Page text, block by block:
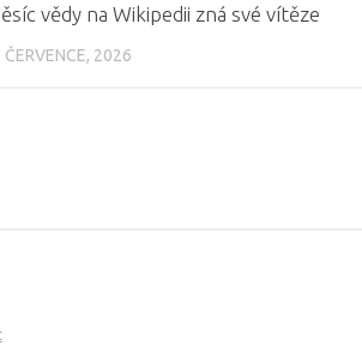
vědy na Wikipedii zná své vítěze
ČERVENCE, 2026